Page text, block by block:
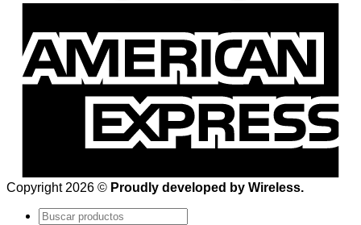
Copyright 2026 © Proudly developed by Wireless.
Buscar